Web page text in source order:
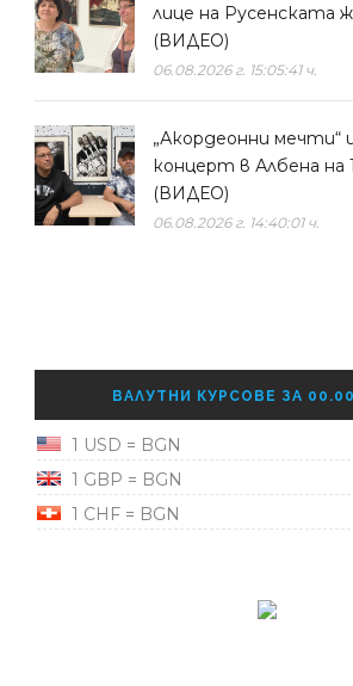
лице на Русенската
(ВИДЕО)
06.08.2026 г. 15:05:41 ч.
„Акордеонни мечти“
концерт в Албена на
(ВИДЕО)
06.08.2026 г. 14:40:01 ч.
ВАЛУТНИ КУРСОВЕ ЗА
1 USD = BGN
1 GBP = BGN
1 CHF = BGN